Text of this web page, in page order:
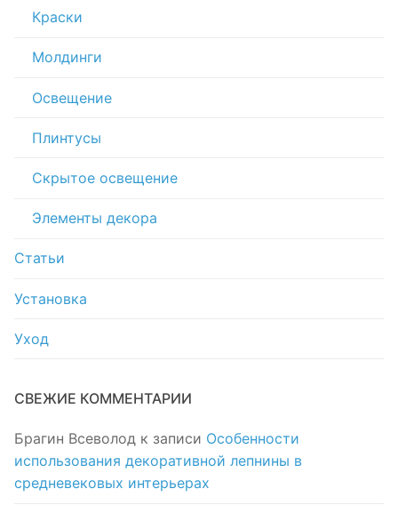
Краски
Молдинги
Освещение
Плинтусы
Скрытое освещение
Элементы декора
Статьи
Установка
Уход
СВЕЖИЕ КОММЕНТАРИИ
Брагин Всеволод к записи Особенности
использования декоративной лепнины в
средневековых интерьерах